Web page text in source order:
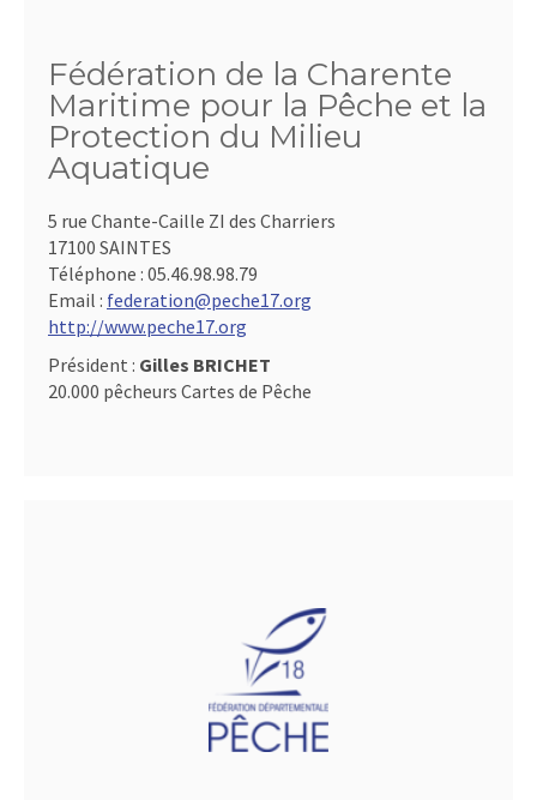
Fédération de la Charente
Maritime pour la Pêche et la
Protection du Milieu
Aquatique
5 rue Chante-Caille ZI des Charriers
17100 SAINTES
Téléphone : 05.46.98.98.79
Email : federation@peche17.org
http://www.peche17.org
Président : Gilles BRICHET
20.000 pêcheurs Cartes de Pêche